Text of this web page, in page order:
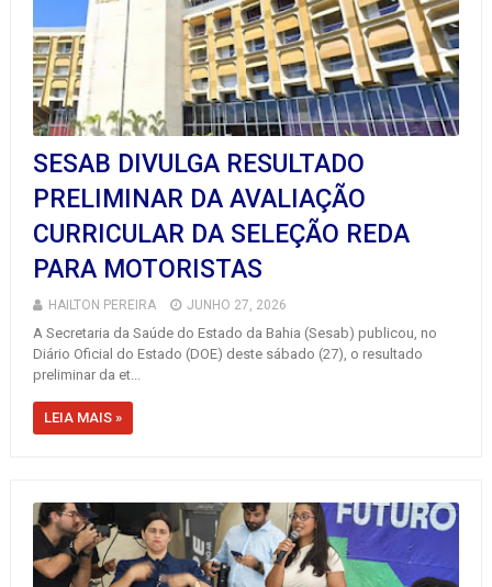
SESAB DIVULGA RESULTADO
PRELIMINAR DA AVALIAÇÃO
CURRICULAR DA SELEÇÃO REDA
PARA MOTORISTAS
HAILTON PEREIRA JUNHO 27, 2026
A Secretaria da Saúde do Estado da Bahia (Sesab) publicou, no
Diário Oficial do Estado (DOE) deste sábado (27), o resultado
preliminar da et...
LEIA MAIS »